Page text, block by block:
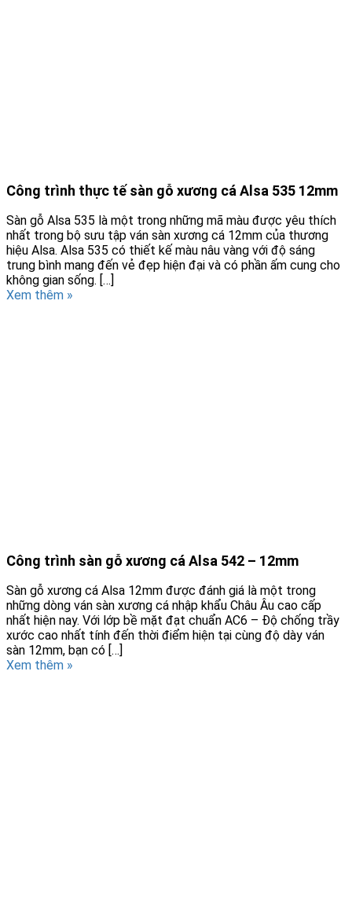
Công trình thực tế sàn gỗ xương cá Alsa 535 12mm
Sàn gỗ Alsa 535 là một trong những mã màu được yêu thích
nhất trong bộ sưu tập ván sàn xương cá 12mm của thương
hiệu Alsa. Alsa 535 có thiết kế màu nâu vàng với độ sáng
trung bình mang đến vẻ đẹp hiện đại và có phần ấm cung cho
không gian sống. […]
Xem thêm »
Công trình sàn gỗ xương cá Alsa 542 – 12mm
Sàn gỗ xương cá Alsa 12mm được đánh giá là một trong
những dòng ván sàn xương cá nhập khẩu Châu Âu cao cấp
nhất hiện nay. Với lớp bề mặt đạt chuẩn AC6 – Độ chống trầy
xước cao nhất tính đến thời điểm hiện tại cùng độ dày ván
sàn 12mm, bạn có […]
Xem thêm »